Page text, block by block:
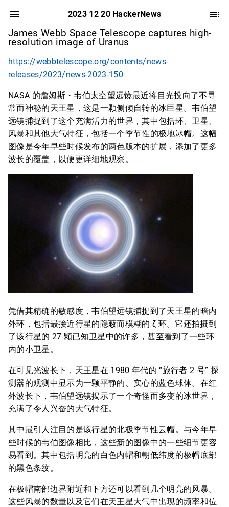
2023 12 20 HackerNews
James Webb Space Telescope captures high-
resolution image of Uranus
https://webbtelescope.org/contents/news-
releases/2023/news-2023-150
NASA 的詹姆斯・韦伯太空望远镜最近将目光投向了不寻
常而神秘的天王星，这是一颗侧倾自转的冰巨星。韦伯望
远镜捕捉到了这个充满活力的世界，其中包括环、卫星、
风暴和其他大气特征，包括一个季节性的极地冰帽。这幅
图像是今年早些时候发布的两色版本的扩展，添加了更多
波长的覆盖，以便更详细地观察。
凭借其精确的敏感度，韦伯望远镜捕捉到了天王星的暗内
外环，包括最接近行星的隐蔽而模糊的 ζ 环。它还拍摄到
了该行星的 27 颗已知卫星中的许多，甚至看到了一些环
内的小卫星。
在可见光波长下，天王星在 1980 年代的 “旅行者 2 号” 探
测器的观测中显示为一颗平静的、实心的蓝色球体。在红
外波长下，韦伯望远镜揭示了一个奇怪而多变的冰世界，
充满了令人兴奋的大气特征。
其中最引人注目的是该行星的北极季节性云帽。与今年早
些时候的韦伯图像相比，这些新的图像中的一些细节更容
易看到。其中包括明亮的白色内帽和朝低纬度的极帽底部
的黑色条纹。
在极帽南部边界附近和下方还可以看到几个明亮的风暴。
这些风暴的数量以及它们在天王星大气中出现的频率和位